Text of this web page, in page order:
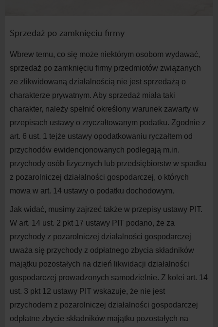
Sprzedaż po zamknięciu firmy
Wbrew temu, co się może niektórym osobom wydawać,
sprzedaż po zamknięciu firmy przedmiotów związanych
ze zlikwidowaną działalnością nie jest sprzedażą o
charakterze prywatnym. Aby sprzedaż miała taki
charakter, należy spełnić określony warunek zawarty w
przepisach ustawy o zryczałtowanym podatku. Zgodnie z
art. 6 ust. 1 tejże ustawy opodatkowaniu ryczałtem od
przychodów ewidencjonowanych podlegają m.in.
przychody osób fizycznych lub przedsiębiorstw w spadku
z pozarolniczej działalności gospodarczej, o których
mowa w art. 1 4 ustawy o podatku dochodowym.
Jak widać, musimy zajrzeć także w przepisy ustawy PIT.
W art. 1 4 ust. 2 pkt 1 7 ustawy PIT podano, że za
przychody z pozarolniczej działalności gospodarczej
uważa się przychody z odpłatnego zbycia składników
majątku pozostałych na dzień likwidacji działalności
gospodarczej prowadzonych samodzielnie. Z kolei art. 1 4
ust. 3 pkt 1 2 ustawy PIT wskazuje, że nie jest
przychodem z pozarolniczej działalności gospodarczej
odpłatne zbycie składników majątku pozostałych na